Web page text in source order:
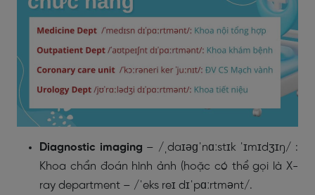
Diagnostic imaging – /ˌdaɪəɡˈnɑːstɪk ˈɪmɪdʒɪŋ/ :
Khoa chẩn đoán hình ảnh (hoặc có thể gọi là X-
ray department – /ˈeks reɪ dɪˈpɑːrtmənt/.